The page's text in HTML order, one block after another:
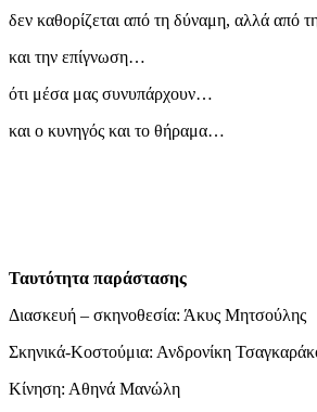
δεν καθορίζεται από τη δύναμη, αλλά από
και την επίγνωση…
ότι μέσα μας συνυπάρχουν…
και ο κυνηγός και το θήραμα…
Ταυτότητα παράστασης
Διασκευή – σκηνοθεσία: Άκυς Μητσούλης
Σκηνικά-Κοστούμια: Ανδρονίκη
Κίνηση: Αθηνά Μανώλη